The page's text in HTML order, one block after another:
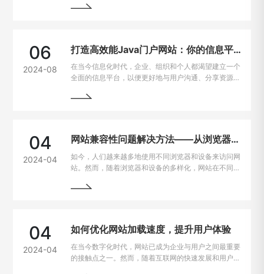
的热门选择。
06
2024-08
打造高效能Java门户网站：你的信息平台解决方案
在当今信息化时代，企业、组织和个人都渴望建立一个
全面的信息平台，以便更好地与用户沟通、分享资源和
为构建门户网站的首选技术之一。
04
2024-04
网站兼容性问题解决方法——从浏览器到设备的完美适配
如今，人们越来越多地使用不同浏览器和设备来访问网
站。然而，随着浏览器和设备的多样化，网站在不同平
在电脑、手机、平板上都能有良好的使用体验，我们需
04
2024-04
如何优化网站加载速度，提升用户体验
在当今数字化时代，网站已成为企业与用户之间最重要
的接触点之一。然而，随着互联网的快速发展和用户需